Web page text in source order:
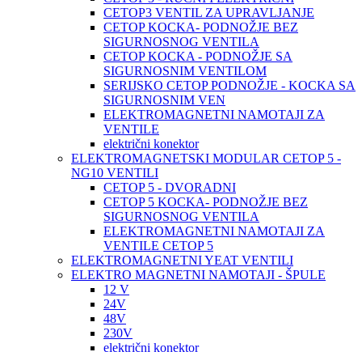
CETOP3 VENTIL ZA UPRAVLJANJE
CETOP KOCKA- PODNOŽJE BEZ
SIGURNOSNOG VENTILA
CETOP KOCKA - PODNOŽJE SA
SIGURNOSNIM VENTILOM
SERIJSKO CETOP PODNOŽJE - KOCKA SA
SIGURNOSNIM VEN
ELEKTROMAGNETNI NAMOTAJI ZA
VENTILE
električni konektor
ELEKTROMAGNETSKI MODULAR CETOP 5 -
NG10 VENTILI
CETOP 5 - DVORADNI
CETOP 5 KOCKA- PODNOŽJE BEZ
SIGURNOSNOG VENTILA
ELEKTROMAGNETNI NAMOTAJI ZA
VENTILE CETOP 5
ELEKTROMAGNETNI YEAT VENTILI
ELEKTRO MAGNETNI NAMOTAJI - ŠPULE
12 V
24V
48V
230V
električni konektor